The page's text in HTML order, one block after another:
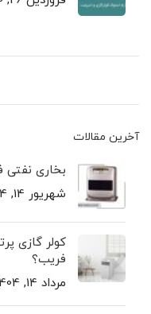
آخرین مقالات
بخاری نفتی
شهریور 14, 1404
کولر گازی
فریب؟
مرداد 14, 1404